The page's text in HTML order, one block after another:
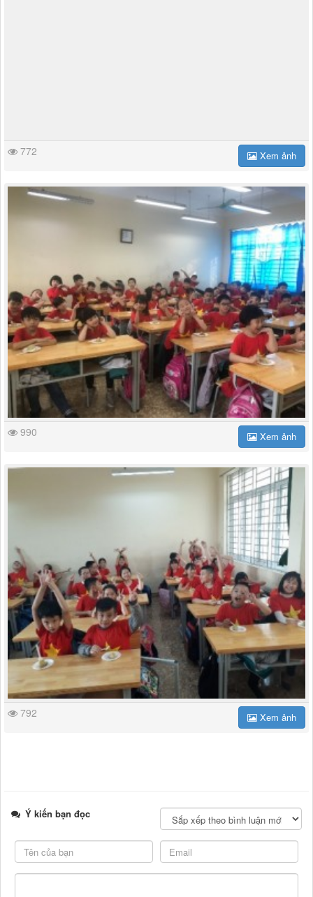
772 Xem ảnh
990 Xem ảnh
792 Xem ảnh
Ý kiến bạn đọc